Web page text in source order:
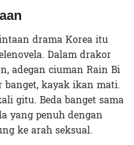
drama Korea itu
Dalam drakor
adegan ciuman Rain Bi
kayak ikan mati.
gitu. Beda banget sama
yang penuh dengan
ke arah seksual.